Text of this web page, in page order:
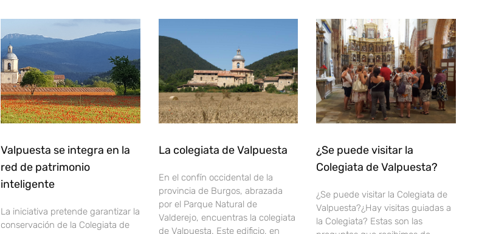
Valpuesta se integra en la
red de patrimonio
inteligente
La iniciativa pretende garantizar la
conservación de la Colegiata de
La colegiata de Valpuesta
En el confín occidental de la
provincia de Burgos, abrazada
por el Parque Natural de
Valderejo, encuentras la colegiata
de Valpuesta. Este edificio, en
¿Se puede visitar la
Colegiata de Valpuesta?
¿Se puede visitar la Colegiata de
Valpuesta?¿Hay visitas guiadas a
la Colegiata? Estas son las